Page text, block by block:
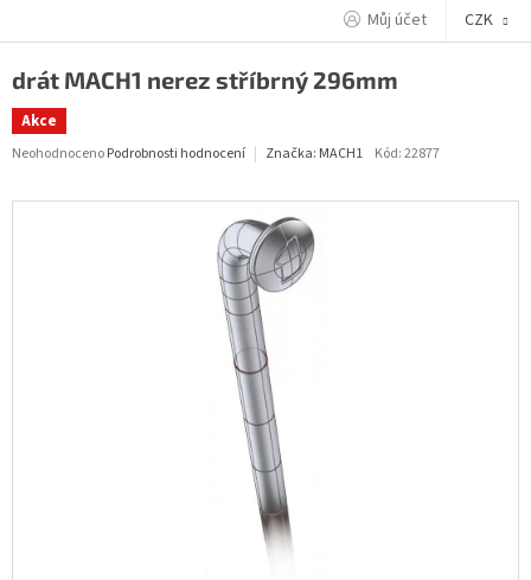
Můj účet CZK
drát MACH1 nerez stříbrný 296mm
Akce
Průměrné
NeohodnocenoPodrobnosti hodnocení Značka: MACH1 Kód:22877